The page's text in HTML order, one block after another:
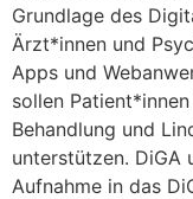
Grundlage des
Ärzt*innen und
Apps und
sollen
Behandlung und
unterstützen. DiGA
Aufnahme in das